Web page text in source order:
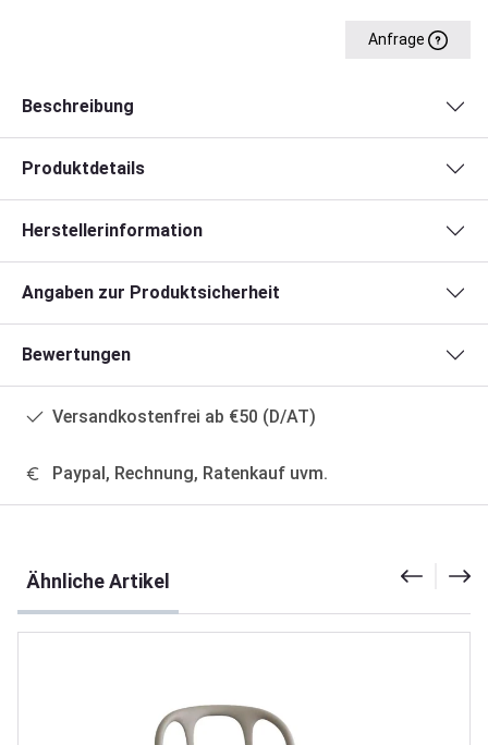
Anfrage
Beschreibung
Produktdetails
Herstellerinformation
Angaben zur Produktsicherheit
Bewertungen
Versandkostenfrei ab €50 (D/AT)
Paypal, Rechnung, Ratenkauf uvm.
Ähnliche Artikel